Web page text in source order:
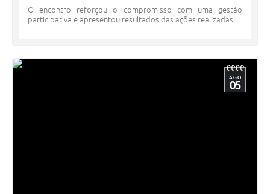
O encontro reforçou o compromisso com uma gestão
participativa e apresentou resultados das ações realizadas
AGO
05